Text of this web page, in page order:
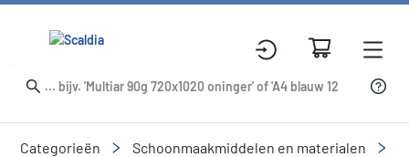
Categorieën Schoonmaakmiddelen en materialen